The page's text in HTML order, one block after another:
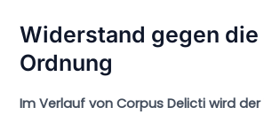
Widerstand gegen
Ordnung
Im Verlauf vonCorpus Delicti wird